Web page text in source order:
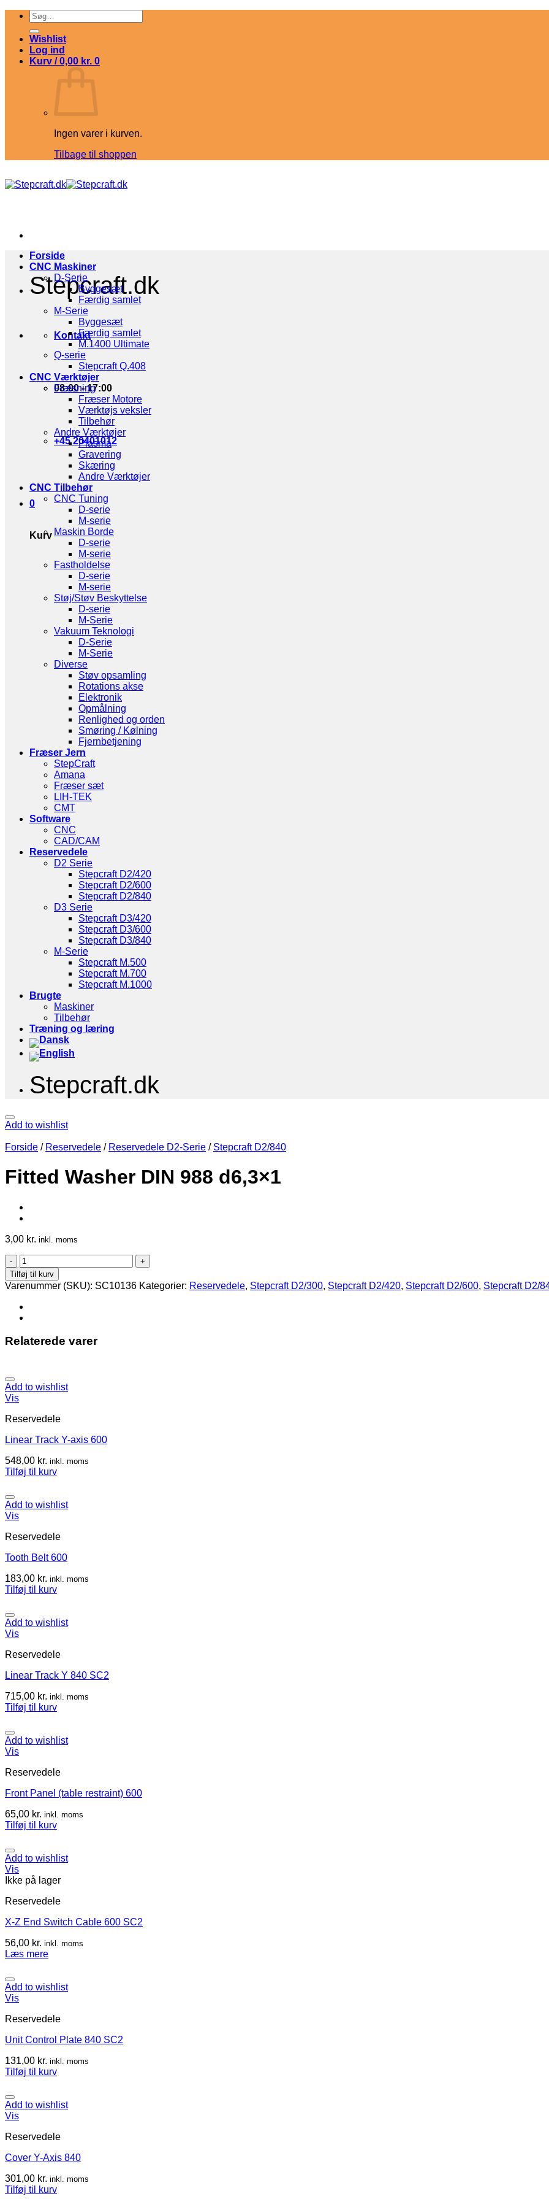
Fortsæt
indhold
Søg
efter:
Wishlist
Log ind
Kurv /0,00 kr. 0
Ingen varer i kurven.
Tilbage til shoppen
Stepcraft.dk
Kontakt
08:00 - 17:00
+45 20401012
0
Kurv
Forside
CNC Maskiner
D-Serie
Byggesæt
Færdig samlet
M-Serie
Byggesæt
Færdig samlet
M.1400 Ultimate
Q-serie
Stepcraft Q.408
CNC Værktøjer
Fræsning
Fræser Motore
Værktøjs veksler
Tilbehør
Andre Værktøjer
Plasma
Gravering
Skæring
Andre Værktøjer
CNC Tilbehør
CNC Tuning
D-serie
M-serie
Maskin Borde
D-serie
M-serie
Fastholdelse
D-serie
M-serie
Støj/Støv Beskyttelse
D-serie
M-Serie
Vakuum Teknologi
D-Serie
M-Serie
Diverse
Støv opsamling
Rotations akse
Elektronik
Opmålning
Renlighed og orden
Smøring / Kølning
Fjernbetjening
Fræser Jern
StepCraft
Amana
Fræser sæt
LIH-TEK
CMT
Software
CNC
CAD/CAM
Reservedele
D2 Serie
Stepcraft D2/420
Stepcraft D2/600
Stepcraft D2/840
D3 Serie
Stepcraft D3/420
Stepcraft D3/600
Stepcraft D3/840
M-Serie
Stepcraft M.500
Stepcraft M.700
Stepcraft M.1000
Brugte
Maskiner
Tilbehør
Træning og læring
Stepcraft.dk
Add to wishlist
Forside / Reservedele / Reservedele D2-Serie / Stepcraft D2/840
Fitted Washer DIN 988 d6,3×1
3,00 kr. inkl. moms
Fitted
Washer
DIN
988
d6,3x1
antal
Tilføj til kurv
Varenummer (SKU): SC10136 Kategorier: Reservedele, Stepcraft D2/300, Stepcraft D2/420, Stepcraft D2/600, Stepcraft D2/
Relaterede varer
Add to wishlist
Vis
Reservedele
Linear Track Y-axis 600
548,00 kr. inkl. moms
Tilføj til kurv
Add to wishlist
Vis
Reservedele
Tooth Belt 600
183,00 kr. inkl. moms
Tilføj til kurv
Add to wishlist
Vis
Reservedele
Linear Track Y 840 SC2
715,00 kr. inkl. moms
Tilføj til kurv
Add to wishlist
Vis
Reservedele
Front Panel (table restraint) 600
65,00 kr. inkl. moms
Tilføj til kurv
Add to wishlist
Vis
Ikke på lager
Reservedele
X-Z End Switch Cable 600 SC2
56,00 kr. inkl. moms
Læs mere
Add to wishlist
Vis
Reservedele
Unit Control Plate 840 SC2
131,00 kr. inkl. moms
Tilføj til kurv
Add to wishlist
Vis
Reservedele
Cover Y-Axis 840
301,00 kr. inkl. moms
Tilføj til kurv